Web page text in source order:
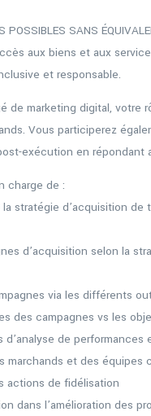
POSSIBLES SANS
aux biens et aux
et responsable.
de marketing digital, votre
Vous participerez
exécution en répondant
charge de :
stratégie d’acquisition de
d’acquisition selon la
via les différents
des campagnes vs les
de
marchands et des équipes
actions de fidélisation
dans l’amélioration des